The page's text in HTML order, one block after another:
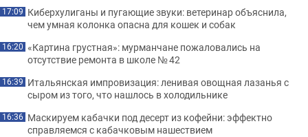
17:09 Киберхулиганы и пугающие звуки: ветеринар объяснила,
чем умная колонка опасна для кошек и собак
16:20 «Картина грустная»: мурманчане пожаловались на
отсутствие ремонта в школе № 42
16:39 Итальянская импровизация: ленивая овощная лазанья с
сыром из того, что нашлось в холодильнике
16:36 Маскируем кабачки под десерт из кофейни: эффектно
справляемся с кабачковым нашествием